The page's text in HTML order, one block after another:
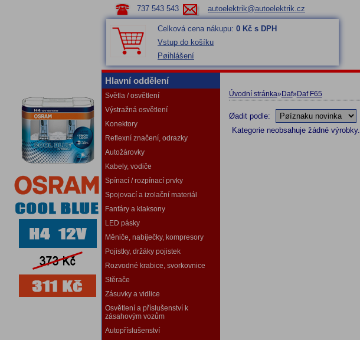
737 543 543 autoelektrik@autoelektrik.cz
Celková cena nákupu: 0 Kč s DPH
Vstup do košíku
Pøihlášení
Hlavní oddělení
Světla / osvětlení
Výstražná osvětlení
Konektory
Reflexní značení, odrazky
Autožárovky
Kabely, vodiče
Spínací / rozpínací prvky
Spojovací a izolační materiál
Fanfáry a klaksony
LED pásky
Měniče, nabíječky, kompresory
Pojistky, držáky pojistek
Rozvodné krabice, svorkovnice
Stěrače
Zásuvky a vidlice
Osvětlení a příslušenství k
zásahovým vozům
Autopříslušenství
Úvodní stránka» Daf» Daf F65
Øadit podle:
Kategorie neobsahuje žádné výrobky.